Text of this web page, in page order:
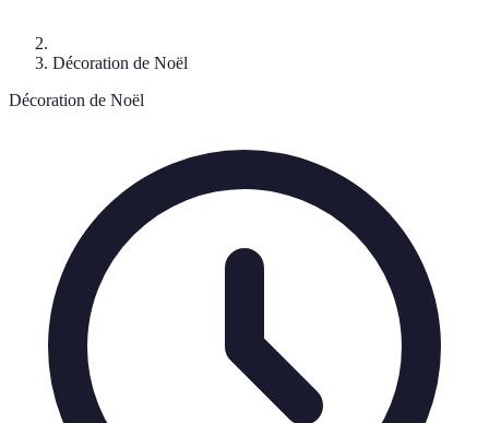
Décoration de Noël
Décoration de Noël